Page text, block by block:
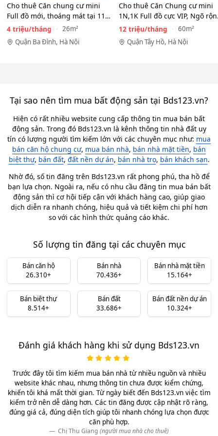
Cho thuê Căn chung cư mini
Full đồ mới, thoáng mát tại 116
Phan Kế Bính, Ba…
4 triệu/tháng
26m²
Quận Ba Đình, Hà Nội
Cho thuê Căn Chung cư mini
1N,1K Full đồ cực VIP, Ngõ
View toàn mặt hồ…
12 triệu/tháng
60m²
Quận Tây Hồ, Hà Nội
Tại sao nên tìm mua bất động sản tại Bds123.vn?
Hiện có rất nhiều website cung cấp thông tin mua bán bất
động sản. Trong đó Bds123.vn là kênh thông tin nhà đất uy
tín có lượng người tìm kiếm lớn với các chuyên mục như: mua
bán căn hộ chung cư, mua bán nhà, bán nhà mặt tiền, bán
biệt thự, bán đất, đất nền dự án, bán nhà trọ, bán khách sạn.
Nhờ đó, số tin đăng trên Bds123.vn rất phong phú, tha hồ để
bạn lựa chọn. Ngoài ra, nếu có nhu cầu đăng tin mua bán bất
động sản thì cơ hội tiếp cận với khách hàng cao, giúp giao
dịch diễn ra nhanh chóng, hiệu quả và tiết kiệm chi phí hơn
so với các hình thức quảng cáo khác.
Số lượng tin đăng tại các chuyên mục
Bán căn hộ
26.310+
Bán nhà
70.436+
Bán nhà mặt tiền
15.164+
Bán biệt thự
8.514+
Bán đất
33.686+
Bán đất nền dự án
10.324+
Đánh giá khách hàng khi sử dụng Bds123.vn
Trước đây tôi tìm kiếm mua bán nhà từ nhiều nguồn và nhiều
website khác nhau, nhưng thông tin chưa được kiểm chứng,
khiến tôi khá mất thời gian. Từ ngày biết đến Bds123.vn việc tìm
kiếm trở nên dễ dàng hơn. Các tin đăng được cập nhật rõ ràng,
đúng giá cả, đúng diện tích giúp tôi nhanh chóng lựa chọn được
căn phù hợp.
Chị Thu Giang (người mua nhà cho thuê)